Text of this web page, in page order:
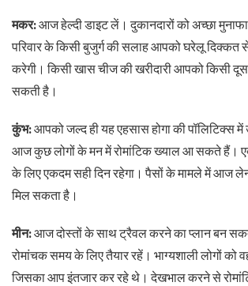
मकर:आज हेल्दी डाइट लें। दुकानदारों को अच्छा
परिवार के किसी बुजुर्ग की सलाह आपको घरेलू दिक्कत
करेगी। किसी खास चीज की खरीदारी आपको किसी
सकती है।
कुंभ:आपको जल्द ही यह एहसास होगा की पॉलिटिक्स
आज कुछ लोगों के मन में रोमांटिक ख्याल आ सकते हैं।
के लिए एकदम सही दिन रहेगा। पैसों के मामले में आज
मिल सकता है।
मीन:आज दोस्तों के साथ ट्रैवल करने का प्लान बन
रोमांचक समय के लिए तैयार रहें। भाग्यशाली लोगों को
जिसका आप इंतजार कर रहे थे। देखभाल करने से